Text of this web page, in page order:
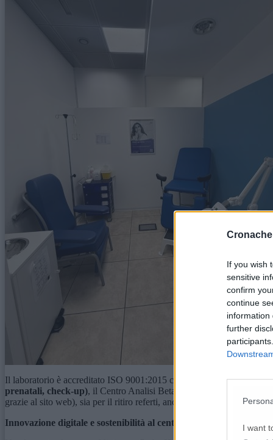
If you wish
sensitive
confirm
continue
information
further
I want
Il laboratorio è accreditato ISO 9001:2015 con Accredia, garanzia
prenatali, check-up), il Centro Analisi Beta Cerba HealthCare di
grazie al sito web), sia per il ritiro referti, anche online. Insomma,
Innovazione digitale e sostenibilità al centro